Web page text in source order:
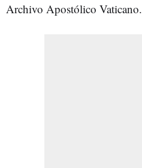
Archivo Apostólico Vaticano.